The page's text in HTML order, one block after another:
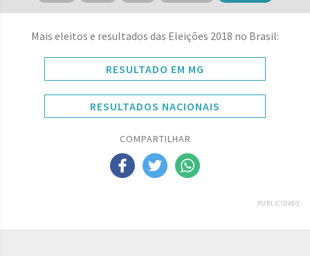
Mais eleitos e resultados das Eleições 2018 no Brasil:
RESULTADO EM MG
RESULTADOS NACIONAIS
COMPARTILHAR
PUBLICIDADE